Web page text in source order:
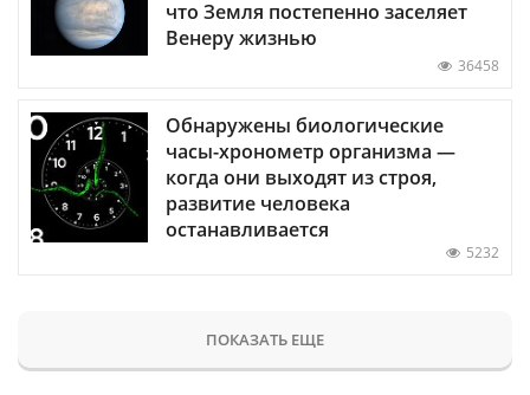
что Земля постепенно заселяет
Венеру жизнью
36458
Обнаружены биологические
часы-хронометр организма —
когда они выходят из строя,
развитие человека
останавливается
5232
ПОКАЗАТЬ ЕЩЕ